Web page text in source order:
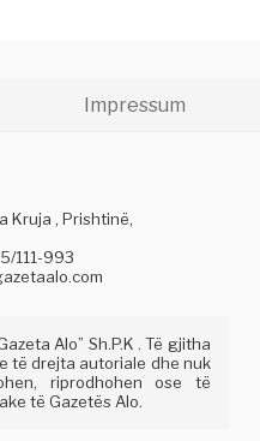
Impressum
Kruja , Prishtinë,
111-993
Alo” Sh.P.K . Të gjitha
të drejta autoriale dhe nuk
riprodhohen ose të
të Gazetës Alo.